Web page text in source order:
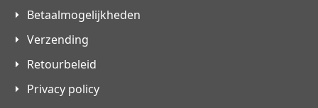
Betaalmogelijkheden
Verzending
Retourbeleid
Privacy policy